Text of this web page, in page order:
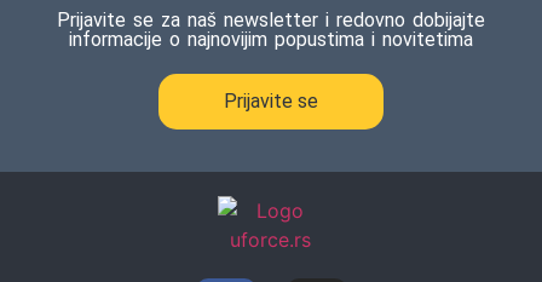
Prijavite se za naš newsletter i redovno dobijajte
informacije o najnovijim popustima i novitetima
Prijavite se